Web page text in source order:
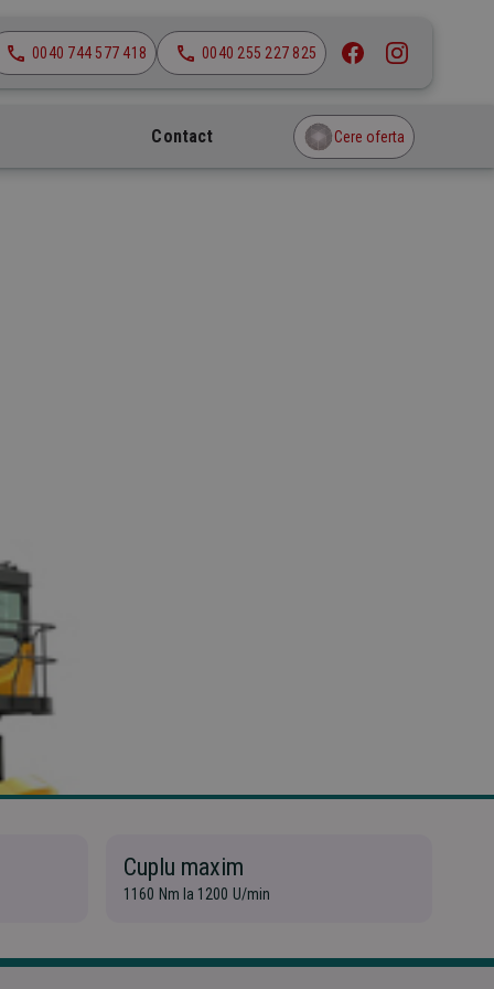
0040 744 577 418 0040 255 227 825
Contact Cere oferta
Cuplu maxim
1160 Nm la 1200 U/min